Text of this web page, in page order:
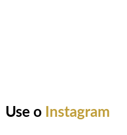
Use o Instagram